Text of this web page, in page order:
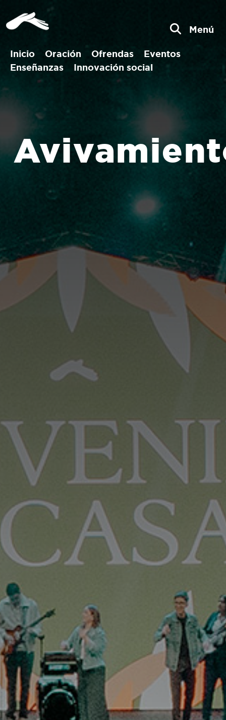
Inicio Oración Ofrendas
Eventos
Enseñanzas
Innovación social
Menú